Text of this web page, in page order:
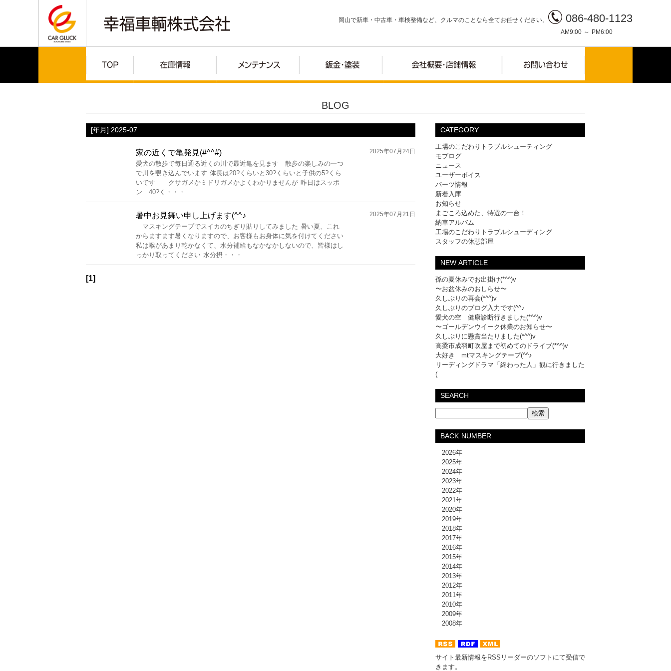
岡山で新車・中古車・車検整備など、クルマのことなら全てお任せください。 086-480-1123
AM9:00 ～ PM6:00
BLOG
[年月]:2025-07
家の近くで亀発見(#^^#)
愛犬の散歩で毎日通る近くの川で最近亀を見ます 散歩の楽しみの一つ
で川を覗き込んでいます 体長は20?くらいと30?くらいと子供の5?くら
いです クサガメかミドリガメかよくわかりませんが 昨日はスッポ
ン 40?く・・・
2025年07月24日
暑中お見舞い申し上げます(^^♪
マスキングテープでスイカのちぎり貼りしてみました 暑い夏、これ
からますます暑くなりますので、お客様もお身体に気を付けてください
私は喉があまり乾かなくて、水分補給もなかなかしないので、皆様はし
っかり取ってください 水分摂・・・
2025年07月21日
[1]
CATEGORY
工場のこだわりトラブルシューティング
モブログ
ニュース
ユーザーボイス
パーツ情報
新着入庫
お知らせ
まごころ込めた、特選の一台！
納車アルバム
工場のこだわりトラブルシューディング
スタッフの休憩部屋
NEW ARTICLE
孫の夏休みでお出掛け(*^^)v
〜お盆休みのおしらせ〜
久しぶりの再会(*^^)v
久しぶりのブログ入力です(^^♪
愛犬の空 健康診断行きました(*^^)v
〜ゴールデンウイーク休業のお知らせ〜
久しぶりに懸賞当たりました(*^^)v
高梁市成羽町吹屋まで初めてのドライブ(*^^)v
大好き mtマスキングテープ(^^♪
リーディングドラマ「終わった人」観に行きました
(
SEARCH
BACK NUMBER
2026年
2025年
2024年
2023年
2022年
2021年
2020年
2019年
2018年
2017年
2016年
2015年
2014年
2013年
2012年
2011年
2010年
2009年
2008年
サイト最新情報をRSSリーダーのソフトにて受信で
きます。